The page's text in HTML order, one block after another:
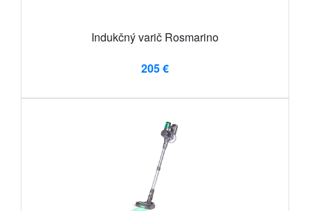
Indukčný varič Rosmarino
205 €